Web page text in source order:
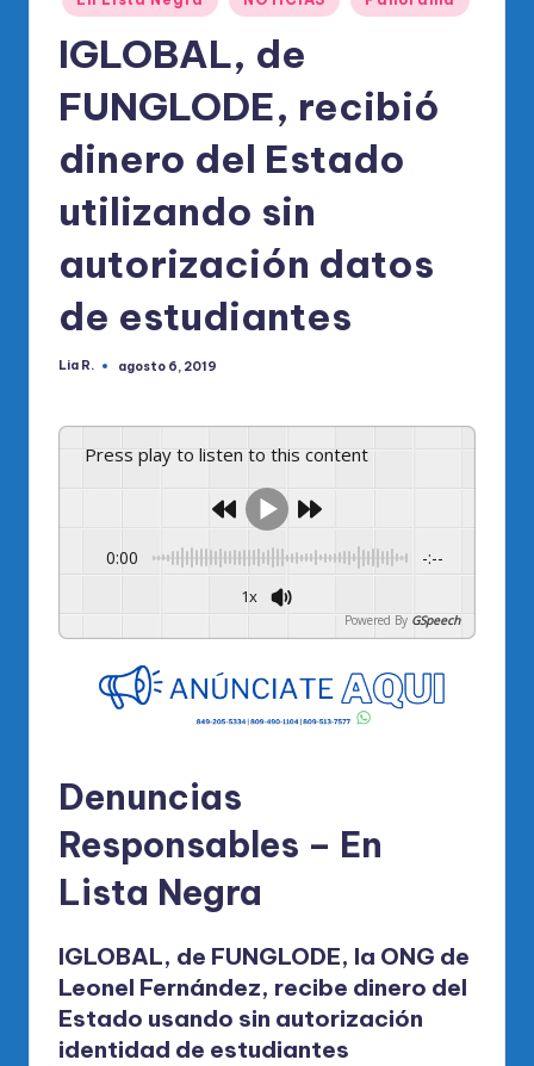
IGLOBAL, de
FUNGLODE, recibió
dinero del Estado
utilizando sin
autorización datos
de estudiantes
Publicado
Lia R. agosto 6, 2019
Press play to listen to this content
0:00 -:--
1x
Powered By GSpeech
Denuncias
Responsables – En
Lista Negra
IGLOBAL, de FUNGLODE, la ONG de
Leonel Fernández, recibe dinero del
Estado usando sin autorización
identidad de estudiantes